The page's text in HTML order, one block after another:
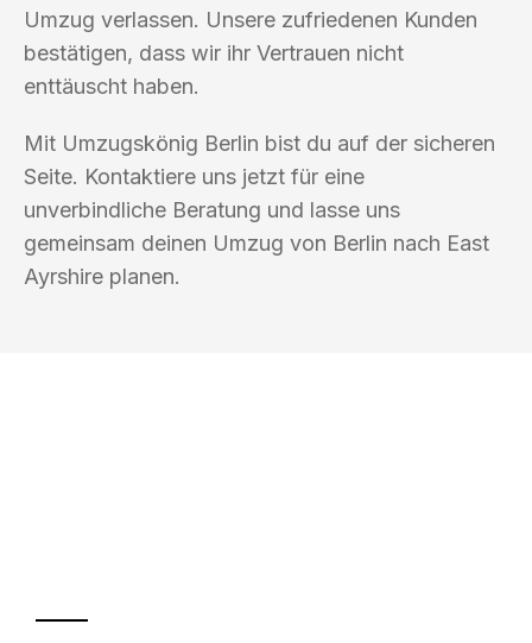
Umzug verlassen. Unsere zufriedenen Kunden
bestätigen, dass wir ihr Vertrauen nicht
enttäuscht haben.
Mit Umzugskönig Berlin bist du auf der sicheren
Seite. Kontaktiere uns jetzt für eine
unverbindliche Beratung und lasse uns
gemeinsam deinen Umzug von Berlin nach East
Ayrshire planen.